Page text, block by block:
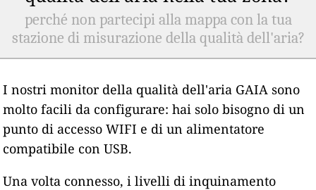
perché non partecipi alla mappa con la tua
stazione di misurazione della qualità dell'aria?
I nostri monitor della qualità dell'aria GAIA sono
molto facili da configurare: hai solo bisogno di un
punto di accesso WIFI e di un alimentatore
compatibile con USB.
Una volta connesso, i livelli di inquinamento